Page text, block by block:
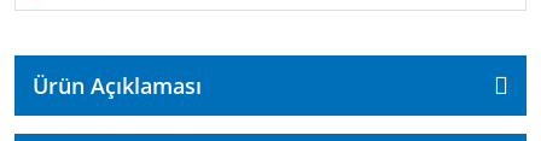
Ürün Açıklaması